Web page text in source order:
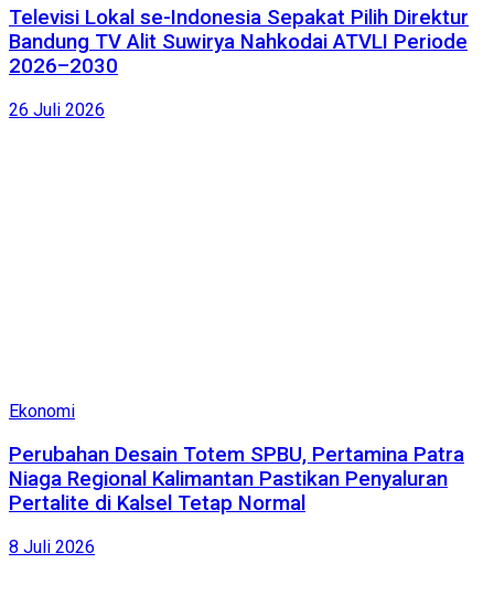
Televisi Lokal se-Indonesia Sepakat Pilih Direktur
Bandung TV Alit Suwirya Nahkodai ATVLI Periode
2026–2030
26 Juli 2026
Ekonomi
Perubahan Desain Totem SPBU, Pertamina Patra
Niaga Regional Kalimantan Pastikan Penyaluran
Pertalite di Kalsel Tetap Normal
8 Juli 2026